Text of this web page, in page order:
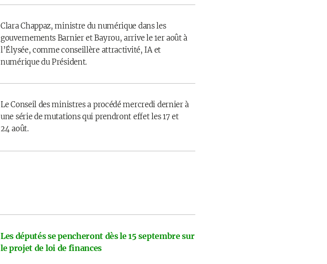
Clara Chappaz, ministre du numérique dans les
gouvernements Barnier et Bayrou, arrive le 1er août à
l’Élysée, comme conseillère attractivité, IA et
numérique du Président.
Le Conseil des ministres a procédé mercredi dernier à
une série de mutations qui prendront effet les 17 et
24 août.
Les députés se pencheront dès le 15 septembre sur
le projet de loi de finances